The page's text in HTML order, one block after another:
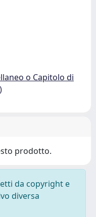
o Capitolo di
prodotto.
da copyright e
diversa